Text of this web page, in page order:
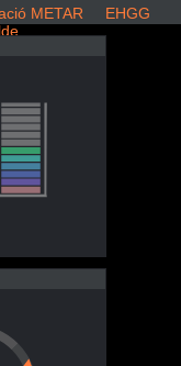
METAR EHGG